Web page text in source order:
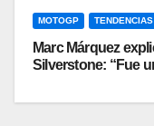
MOTOGP TENDENCIAS
Marc Márquez
Silverstone: “Fue